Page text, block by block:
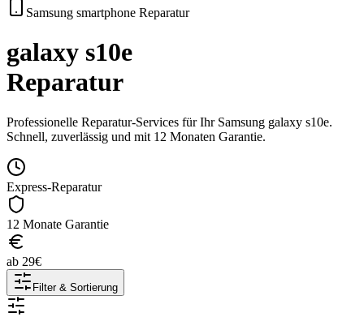
Samsung smartphone Reparatur
galaxy s10e
Reparatur
Professionelle Reparatur-Services für Ihr Samsung galaxy s10e.
Schnell, zuverlässig und mit 12 Monaten Garantie.
Express-Reparatur
12 Monate Garantie
ab 29€
Filter & Sortierung